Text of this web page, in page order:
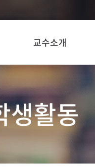
교수소개
생활동